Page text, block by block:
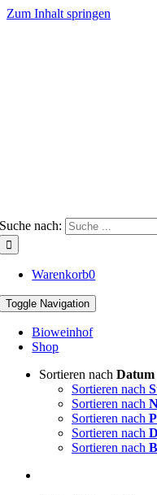
Zum Inhalt springen
Suche nach:
Warenkorb0
Toggle Navigation
Bioweinhof
Shop
Sortieren nach Datum
Sortieren nach
Sortieren nach
Sortieren nach
Sortieren nach
Sortieren nach